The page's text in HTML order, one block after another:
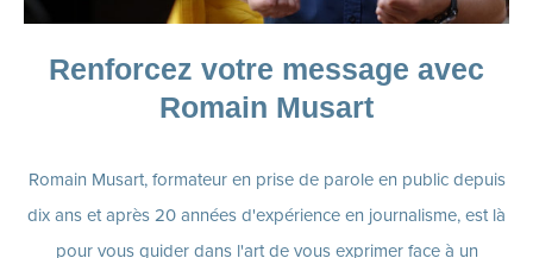
Renforcez votre message avec
Romain Musart
Romain Musart, formateur en prise de parole en public depuis
dix ans et après 20 années d'expérience en journalisme, est là
pour vous guider dans l'art de vous exprimer face à un